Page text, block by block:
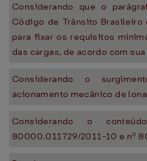
Considerando que o
Código de Trânsito Brasileiro
para fixar os requisitos
das cargas, de acordo com
Considerando o
acionamento mecânico de
Considerando o
80000.011729/2011-10 e nº